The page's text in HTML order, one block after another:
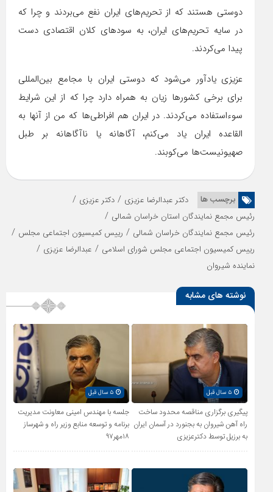
دوستی هستند که از تحریم‌های ایران نفع می‌بردند و چرا که
در سایه تحریم‌های ایران، به سودهای کلان اقتصادی دست
پیدا می‌کردند.
عزیزی یادآور می‌شود که دوستی ایران با مجامع بین‌المللی
برای برخی کشورها زیان به همراه دارد چرا که از این شرایط
سوءاستفاده می‌کردند. در ایران هم افراطی‌ها که من از آنها به
القاعده ایران یاد می‌کنم، آگاهانه یا ناآگاهانه بر طبل
صهیونیست‌ها می‌کوبند.
برچسب ها دکتر عبدالرضا عزیزی / دکتر عزیزی /
رئیس مجمع نمایندگان استان خراسان شمالی /
رئیس مجمع نمایندگان خراسان شمالی / رییس کمیسیون اجتماعی مجلس /
رییس کمیسیون اجتماعی مجلس شورای اسلامی / عبدالرضا عزیزی /
نماینده شیروان
نوشته های مشابه
۵ سال قبل
پیگیری برگزاری مناقصه محدود ساخت
راه آهن شیروان به بجنورد در آسمان ایران
به برزیل توسط دکترعزیزی
۵ سال قبل
جلسه با مهندس امینی معاونت مدیریت
برنامه و توسعه منابع وزیر راه و شهرساز
۱۸مهر۹۷